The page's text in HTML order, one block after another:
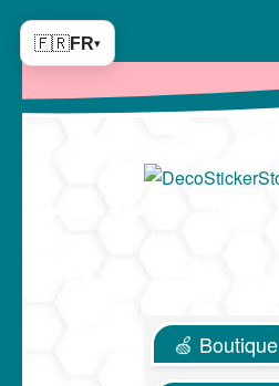
🇫🇷FR▾
Aller
Aller
🍏 Boutique